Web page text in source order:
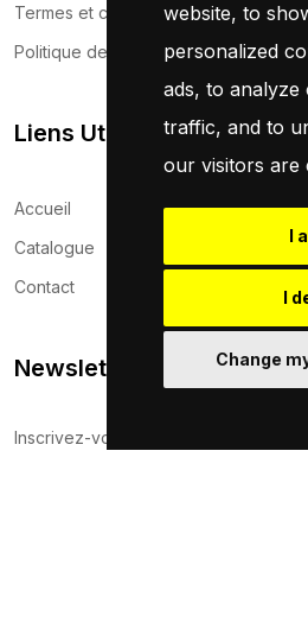
website, to
personalized
ads, to analyze
traffic, and to
our visitors are
I
I
Change
Termes et conditions
Politique de confidentialité
Liens Utils
Accueil
Catalogue
Contact
Newsletter
Inscrivez-vous maintenant pour